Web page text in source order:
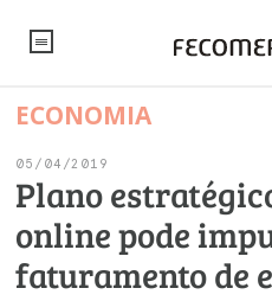
NOTÍCIAS
Editorial
Artigos
Institucional
Economia
Pesquisas
SINDICATOS
PESQUISAS
ECONOMIA
05/04/2019
Plano
online pode
faturamento de